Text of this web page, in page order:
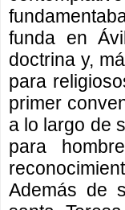
funda en
doctrina y,
para
primer
a lo largo de
para
Además de